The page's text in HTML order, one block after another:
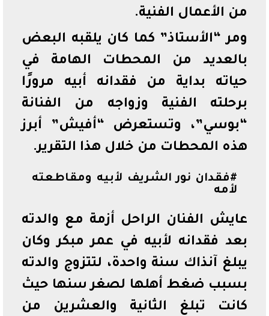
من الأعمال الفنية.
ومر “الأستاذ” كما كان يلقبه البعض
بالعديد من المحطات الهامة في
حياته بداية من فقدانه أبيه مرورًا
برحلته الفنية وزواجه من الفنانة
“بوسي”، وتستعرض “أفيش” أبرز
هذه المحطات من خلال هذا التقرير.
#فقدان نور الشريف لأبيه ومقاطعته
لأمه
عايش الفنان الراحل أزمة مع والدته
بعد فقدانه لأبيه في عمر مبكر وكان
يبلغ آنذاك سنة واحدة، لتتزوج والدته
بسبب ضغط أهلها لصغر سنها حيث
كانت تبلغ الثانية والعشرين من